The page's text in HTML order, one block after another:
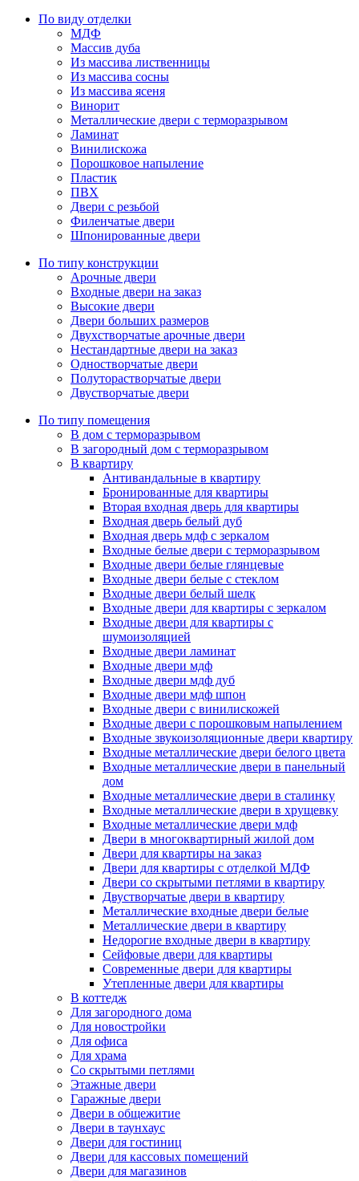
По виду отделки
МДФ
Массив дуба
Из массива лиственницы
Из массива сосны
Из массива ясеня
Винорит
Металлические двери с терморазрывом
Ламинат
Винилискожа
Порошковое напыление
Пластик
ПВХ
Двери с резьбой
Филенчатые двери
Шпонированные двери
По типу конструкции
Арочные двери
Входные двери на заказ
Высокие двери
Двери больших размеров
Двухстворчатые арочные двери
Нестандартные двери на заказ
Одностворчатые двери
Полуторастворчатые двери
Двустворчатые двери
По типу помещения
В дом с терморазрывом
В загородный дом с терморазрывом
В квартиру
Антивандальные в квартиру
Бронированные для квартиры
Вторая входная дверь для квартиры
Входная дверь белый дуб
Входная дверь мдф с зеркалом
Входные белые двери с терморазрывом
Входные двери белые глянцевые
Входные двери белые с стеклом
Входные двери белый шелк
Входные двери для квартиры с зеркалом
Входные двери для квартиры с
шумоизоляцией
Входные двери ламинат
Входные двери мдф
Входные двери мдф дуб
Входные двери мдф шпон
Входные двери с винилискожей
Входные двери с порошковым напылением
Входные звукоизоляционные двери квартиру
Входные металлические двери белого цвета
Входные металлические двери в панельный
дом
Входные металлические двери в сталинку
Входные металлические двери в хрущевку
Входные металлические двери мдф
Двери в многоквартирный жилой дом
Двери для квартиры на заказ
Двери для квартиры с отделкой МДФ
Двери со скрытыми петлями в квартиру
Двустворчатые двери в квартиру
Металлические входные двери белые
Металлические двери в квартиру
Недорогие входные двери в квартиру
Сейфовые двери для квартиры
Современные двери для квартиры
Утепленные двери для квартиры
В коттедж
Для загородного дома
Для новостройки
Для офиса
Для храма
Со скрытыми петлями
Этажные двери
Гаражные двери
Двери в общежитие
Двери в таунхаус
Двери для гостиниц
Двери для кассовых помещений
Двери для магазинов